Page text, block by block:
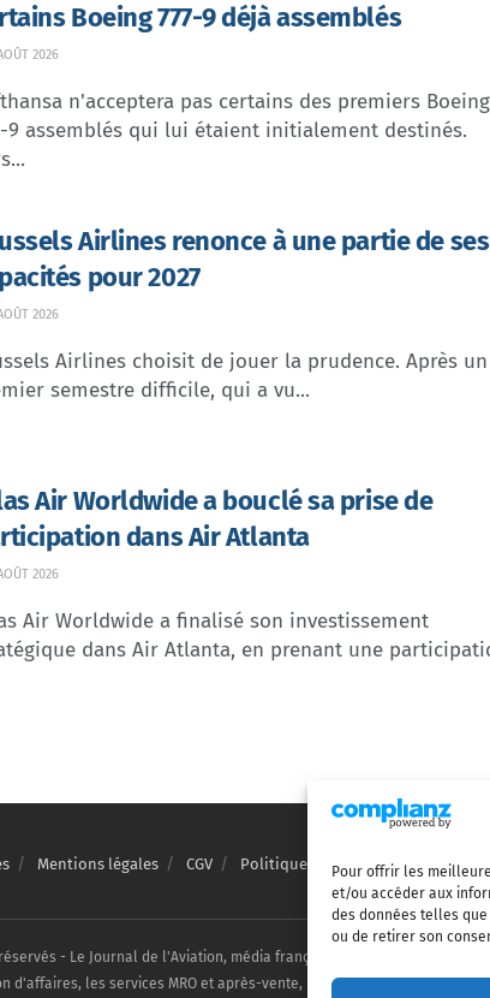
Pour offrir les
et/ou accéder aux
des données telles
ou de retirer son
Boeing 777-9 déjà assemblés
2026
n'acceptera pas certains des premiers Boeing
9 assemblés qui lui étaient initialement destinés.
Airlines renonce à une partie de ses
pour 2027
2026
Airlines choisit de jouer la prudence. Après un
semestre difficile, qui a vu...
Air Worldwide a bouclé sa prise de
dans Air Atlanta
2026
Air Worldwide a finalisé son investissement
dans Air Atlanta, en prenant une
Mentions légales CGV Politique de confidentialité
- Le Journal de l'Aviation, média français de référence couvrant
les services MRO et après-vente, le financement et la